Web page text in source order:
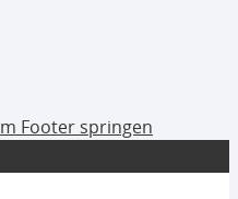
Footer springen